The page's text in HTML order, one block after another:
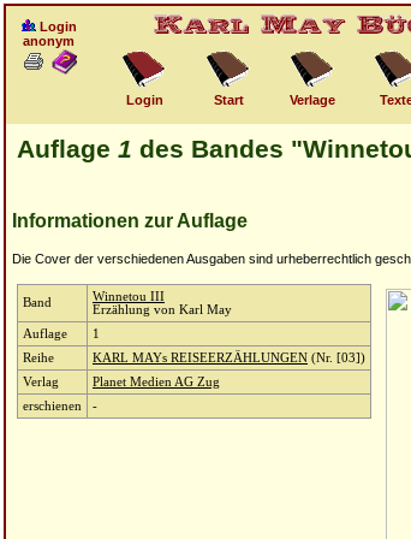
Login
anonym
Login Start Verlage
Auflage 1 des Bandes
Informationen zur Auflage
Die Cover der verschiedenen Ausgaben sind urheberrechtlich
Band
Winnetou III
Erzählung von Karl May
Auflage
1
Reihe
KARL MAYs REISEERZÄHLUNGEN (Nr. [03])
Verlag
Planet Medien AG Zug
erschienen
-